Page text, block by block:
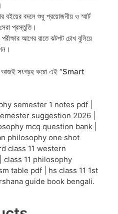
বইয়ের বদলে শুধু প্রয়োজনীয় ও স্মার্ট
প্রস্তুতি।
পরীক্ষার আগের রাতে ঝটপট চোখ বুলিয়ে
আজই সংগ্রহ করো এই “Smart
semester 1 notes pdf |
suggestion 2026 |
mcq question bank |
philosophy one shot
class 11 western
11 philosophy
table pdf | hs class 11 1st
guide book bengali.